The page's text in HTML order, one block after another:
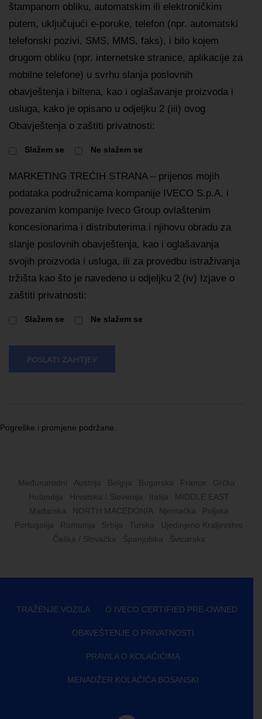
štampanom obliku, automatskim ili elektroničkim
putem, uključujući e-poruke, telefon (npr. automatski
telefonski pozivi, SMS, MMS, faks), i bilo kojem
drugom obliku (npr. internetske stranice, aplikacije za
mobilne telefone) u svrhu slanja poslovnih
obavještenja i biltena, kao i oglašavanje proizvoda i
usluga, kako je opisano u odjeljku 2 (iii) ovog
Obavještenja o zaštiti privatnosti:
Slažem se Ne slažem se
MARKETING TREĆIH STRANA – prijenos mojih
podataka podružnicama kompanije IVECO S.p.A. i
povezanim kompanije Iveco Group ovlaštenim
koncesionarima i distributerima i njihovu obradu za
slanje poslovnih obavještenja, kao i oglašavanja
svojih proizvoda i usluga, ili za provedbu istraživanja
tržišta kao što je navedeno u odjeljku 2 (iv) Izjave o
zaštiti privatnosti:
Slažem se Ne slažem se
POSLATI ZAHTJEV
Pogreške i promjene podržane.
Međunarodni Austrija Belgija Bugarska France
Grčka
Holandija
Hrvatska / Slovenija Italija
MIDDLE EAST
Mađarska
NORTH MACEDONIA Njemačka
Poljska
Portugalija
Rumunija Srbija Turska
Ujedinjeno Kraljevstvo
Češka / Slovačka
Španjolska Švicarska
TRAŽENJE VOZILA O IVECO CERTIFIED PRE-OWNED
OBAVEŠTENJE O PRIVATNOSTI
PRAVILA O KOLAČIĆIMA
MENADŽER KOLAČIĆA BOSANSKI